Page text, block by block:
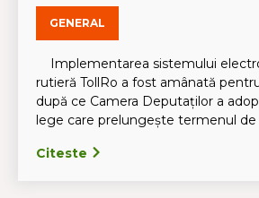
GENERAL
Implementarea sistemului
rutieră TollRo a fost amânată
după ce Camera Deputaților a
lege care prelungește termenul de
Citeste